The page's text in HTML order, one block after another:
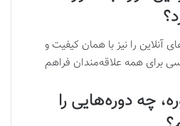
آنلاین را نیز با همان کیفیت و
برای همه علاقه‌مندان فراهم
چه دوره‌هایی را